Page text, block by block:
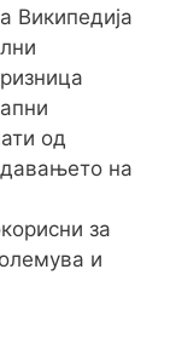
Википедија
од
на
за
и